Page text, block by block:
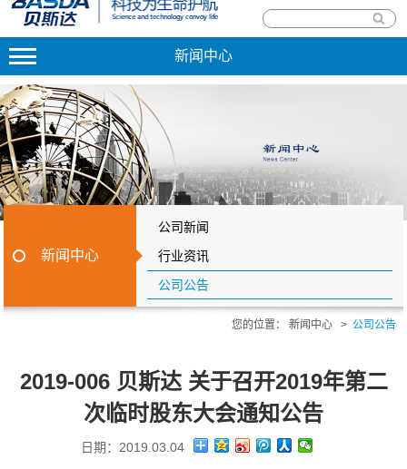
新闻中心
新闻中心
公司新闻
行业资讯
公司公告
您的位置： 新闻中心 > 公司公告
2019-006 贝斯达 关于召开2019年第二
次临时股东大会通知公告
日期：2019.03.04